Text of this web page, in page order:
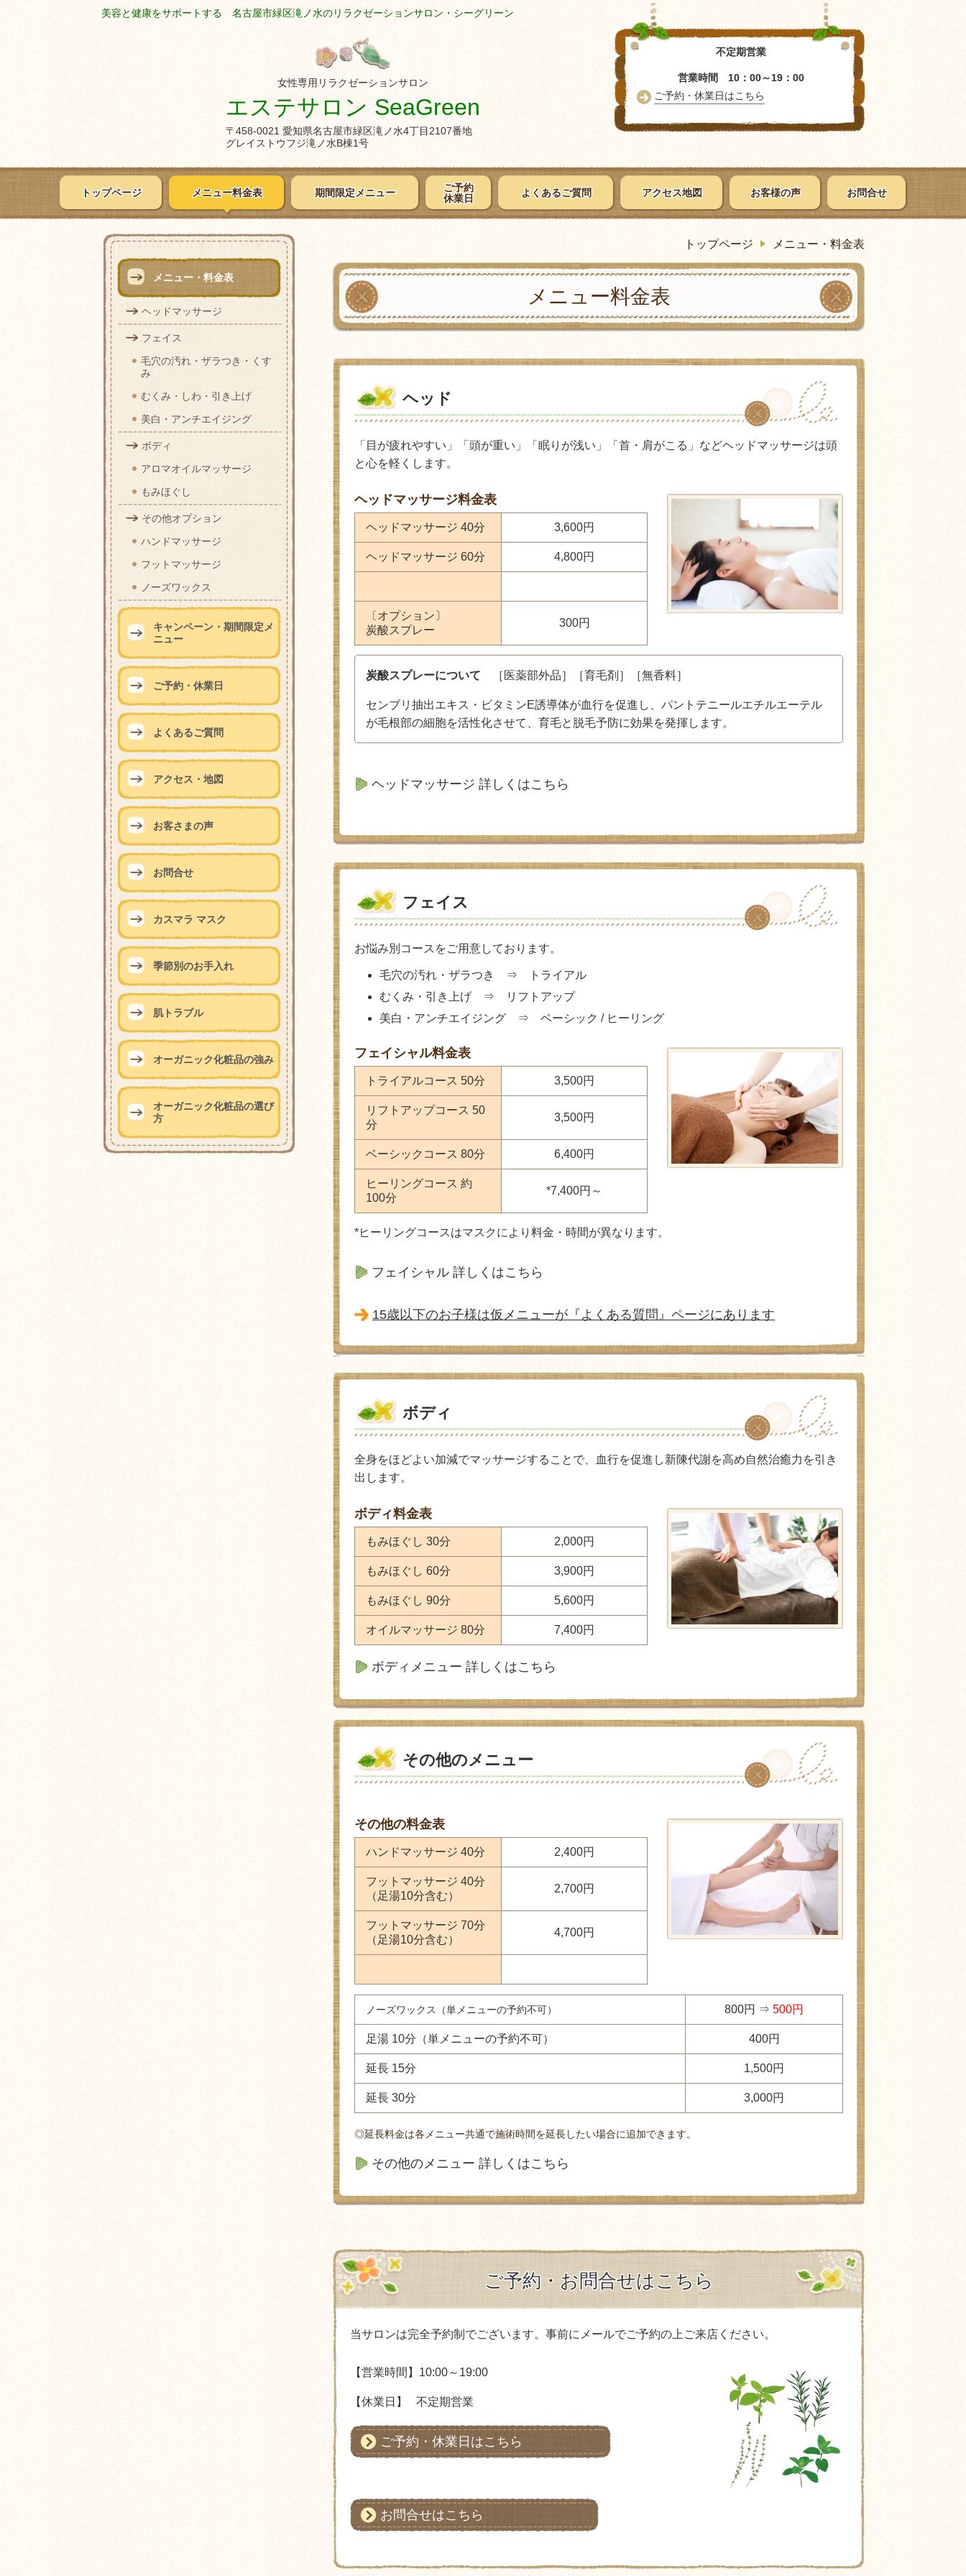
美容と健康をサポートする 名古屋市緑区滝ノ水のリラクゼーションサロン・シーグリーン
女性専用リラクゼーションサロン
エステサロン SeaGreen
〒458-0021 愛知県名古屋市緑区滝ノ水4丁目2107番地
グレイストウフジ滝ノ水B棟1号
不定期営業
営業時間 10：00～19：00
ご予約・休業日はこちら
トップページ メニュー料金表 期間限定メニュー
ご予約
休業日
よくあるご質問 アクセス地図 お客様の声 お問合せ
トップページ メニュー・料金表
メニュー料金表
ヘッド
「目が疲れやすい」「頭が重い」「眠りが浅い」「首・肩がこる」などヘッドマッサージは頭
と心を軽くします。
ヘッドマッサージ料金表
ヘッドマッサージ 40分 3,600円
ヘッドマッサージ 60分 4,800円
〔オプション〕
炭酸スプレー
300円
炭酸スプレーについて ［医薬部外品］［育毛剤］［無香料］
センブリ抽出エキス・ビタミンE誘導体が血行を促進し、パントテニールエチルエーテル
が毛根部の細胞を活性化させて、育毛と脱毛予防に効果を発揮します。
ヘッドマッサージ 詳しくはこちら
フェイス
お悩み別コースをご用意しております。
毛穴の汚れ・ザラつき ⇒ トライアル
むくみ・引き上げ ⇒ リフトアップ
美白・アンチエイジング ⇒ ベーシック / ヒーリング
フェイシャル料金表
トライアルコース 50分 3,500円
リフトアップコース 50
分
3,500円
ベーシックコース 80分 6,400円
ヒーリングコース 約
100分
*7,400円～
*ヒーリングコースはマスクにより料金・時間が異なります。
フェイシャル 詳しくはこちら
15歳以下のお子様は仮メニューが『よくある質問』ページにあります
ボディ
全身をほどよい加減でマッサージすることで、血行を促進し新陳代謝を高め自然治癒力を引き
出します。
ボディ料金表
もみほぐし 30分 2,000円
もみほぐし 60分 3,900円
もみほぐし 90分 5,600円
オイルマッサージ 80分 7,400円
ボディメニュー 詳しくはこちら
その他のメニュー
その他の料金表
ハンドマッサージ 40分 2,400円
フットマッサージ 40分
（足湯10分含む）
2,700円
フットマッサージ 70分
（​足湯10分含む）
4,700円
ノーズワックス（単メニューの予約不可） 800円 ⇒ 500円
足湯 10分（単メニューの予約不可） 400円
延長 15分 1,500円
延長 30分 3,000円
◎延長料金は各メニュー共通で施術時間を延長したい場合に追加できます。
その他のメニュー 詳しくはこちら
ご予約・お問合せはこちら
当サロンは完全予約制でございます。 事前にメールでご予約の上ご来店ください。
【営業時間】10:00～19:00
【休業日】 不定期営業
ご予約・休業日はこちら
お問合せはこちら
メニュー・料金表
ヘッドマッサージ
フェイス
毛穴の汚れ・ザラつき・くす
み
むくみ・しわ・引き上げ
美白・アンチエイジング
ボディ
アロマオイルマッサージ
もみほぐし
その他オプション
ハンドマッサージ
フットマッサージ
ノーズワックス
キャンペーン・期間限定メ
ニュー
ご予約・休業日
よくあるご質問
アクセス・地図
お客さまの声
お問合せ
カスマラ マスク
季節別のお手入れ
肌トラブル
オーガニック化粧品の強み
オーガニック化粧品の選び
方